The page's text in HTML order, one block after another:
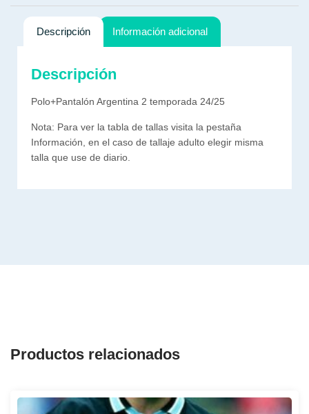
Descripción Información adicional
Descripción
Polo+Pantalón Argentina 2 temporada 24/25
Nota: Para ver la tabla de tallas visita la pestaña
Información, en el caso de tallaje adulto elegir misma
talla que use de diario.
Productos relacionados